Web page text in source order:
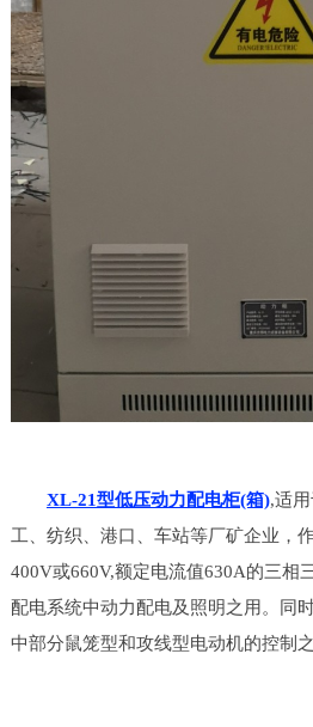
XL-21型低压动力配电柜(箱),适
工、纺织、港口、车站等厂矿企业，
400V或660V,额定电流值630A的三相
配电系统中动力配电及照明之用。同
中部分鼠笼型和攻线型电动机的控制之